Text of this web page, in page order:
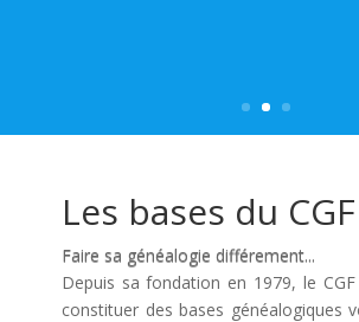
Les bases du CGF
Faire sa généalogie différement...
Depuis sa fondation en 1979, le
constituer des bases généalogiques